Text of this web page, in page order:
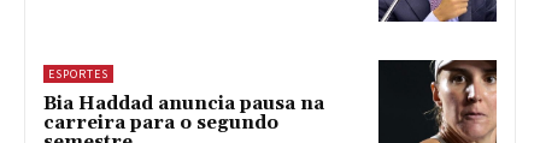
ESPORTES
Bia Haddad anuncia pausa na
carreira para o segundo